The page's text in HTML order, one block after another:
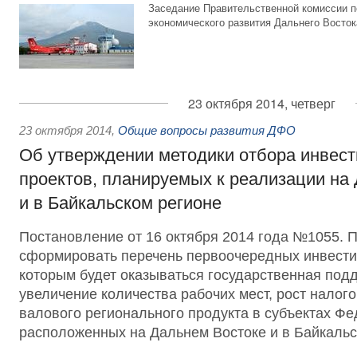
Заседание Правительственной комиссии
экономического развития Дальнего
23 октября 2014, четверг
23 октября 2014, Общие вопросы развития ДФО
Об утверждении методики отбора
проектов, планируемых к реализации
и в Байкальском регионе
Постановление от 16 октября 2014 года №1055.
сформировать перечень первоочередных
которым будет оказываться государственная
увеличение количества рабочих мест, рост
валового регионального продукта в субъектах
расположенных на Дальнем Востоке и в